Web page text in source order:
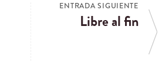
ENTRADA SIGUIENTE
Libre al fin